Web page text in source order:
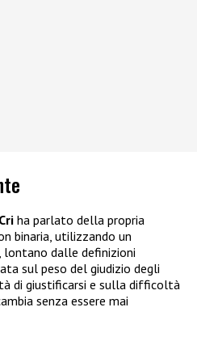
ha parlato della propria
binaria, utilizzando un
lontano dalle definizioni
sul peso del giudizio degli
di giustificarsi e sulla difficoltà
senza essere mai